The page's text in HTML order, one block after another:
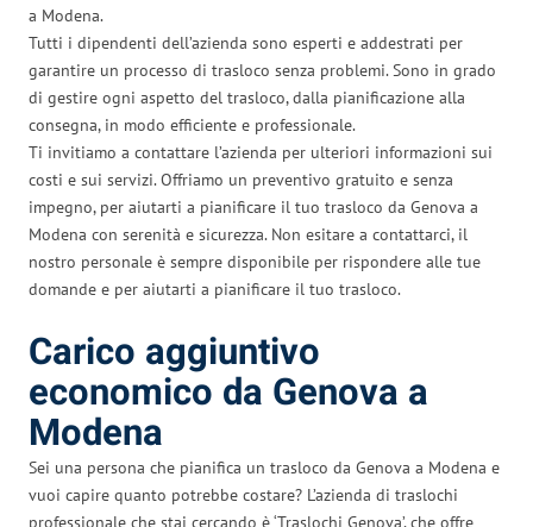
a Modena.
Tutti i dipendenti dell’azienda sono esperti e addestrati per
garantire un processo di trasloco senza problemi. Sono in grado
di gestire ogni aspetto del trasloco, dalla pianificazione alla
consegna, in modo efficiente e professionale.
Ti invitiamo a contattare l’azienda per ulteriori informazioni sui
costi e sui servizi. Offriamo un preventivo gratuito e senza
impegno, per aiutarti a pianificare il tuo trasloco da Genova a
Modena con serenità e sicurezza. Non esitare a contattarci, il
nostro personale è sempre disponibile per rispondere alle tue
domande e per aiutarti a pianificare il tuo trasloco.
Carico aggiuntivo
economico da Genova a
Modena
Sei una persona che pianifica un trasloco da Genova a Modena e
vuoi capire quanto potrebbe costare? L’azienda di traslochi
professionale che stai cercando è ‘Traslochi Genova’, che offre